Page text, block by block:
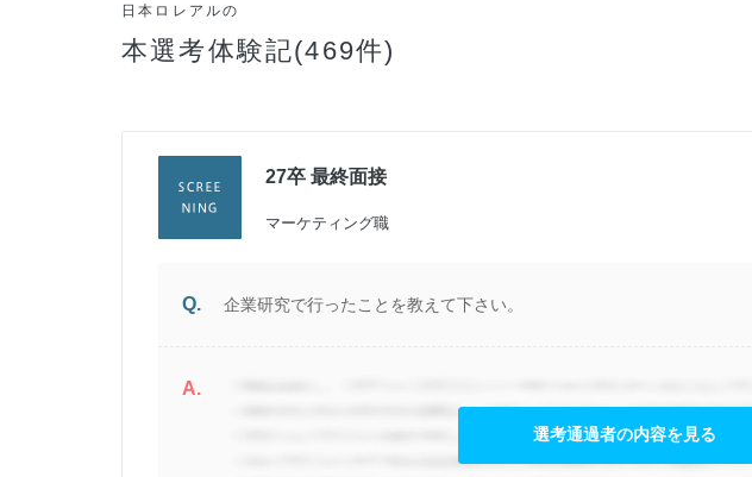
日本ロレアルの
本選考体験記(469件)
27卒 最終面接
マーケティング職
Q. 企業研究で行ったことを教えて下さい。
A.
選考通過者の内容を見る